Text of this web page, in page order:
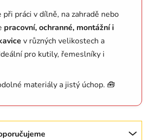
při práci v dílně, na zahradě nebo
pracovní, ochranné, montážní i
v různých velikostech a
pro kutily, řemeslníky i
materiály a jistý úchop. 🧰